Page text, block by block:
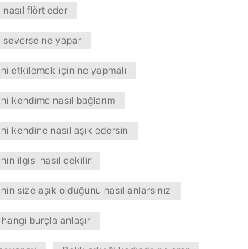
flört eder
severse ne yapar
etkilemek için ne yapmalı
kendime nasıl bağlarım
kendine nasıl aşık edersin
ilgisi nasıl çekilir
size aşık olduğunu nasıl anlarsınız
burçla anlaşır